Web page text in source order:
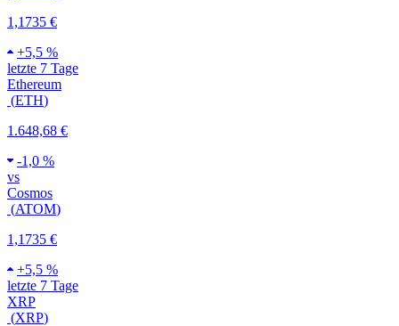
1,1735 €
+5,5 %
letzte 7 Tage
Ethereum
(ETH)
1.648,68 €
-1,0 %
vs
Cosmos
(ATOM)
1,1735 €
+5,5 %
letzte 7 Tage
XRP
(XRP)